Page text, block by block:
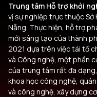
Trung tâm Hỗ trợ khởi
vị sự nghiệp trực thuộc Sở
Nẵng. Thực hiện, hỗ trợ
mới sáng tạo của thành
2021 dựa trên việc tái tổ
và Công nghệ, một phần
của trung tâm rất đa
khoa học công nghệ,
và công nghệ, xây dựng